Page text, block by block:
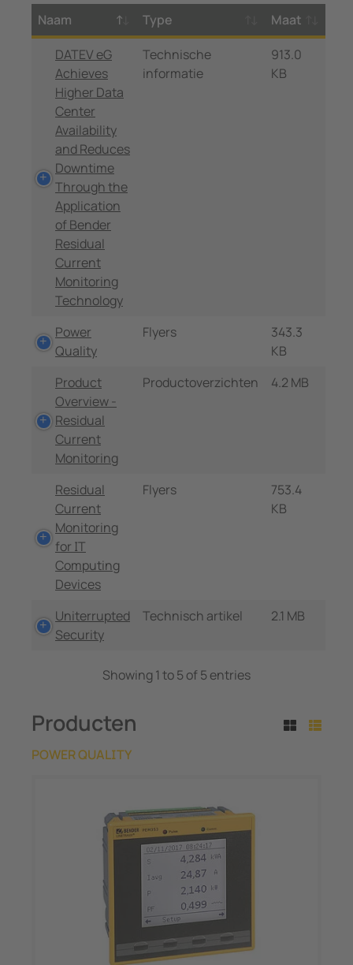
Naam Type
Maat
DATEV eG
Achieves
Higher Data
Center
Availability
and Reduces
Downtime
Through the
Application
of Bender
Residual
Current
Monitoring
Technology
Technische
informatie
913.0
KB
Power
Quality
Flyers
343.3
KB
Product
Overview -
Residual
Current
Monitoring
Productoverzichten 4.2 MB
Residual
Current
Monitoring
for IT
Computing
Devices
Flyers
753.4
KB
Uniterrupted
Security
Technisch artikel 2.1 MB
Showing 1 to 5 of 5 entries
Producten
POWER QUALITY